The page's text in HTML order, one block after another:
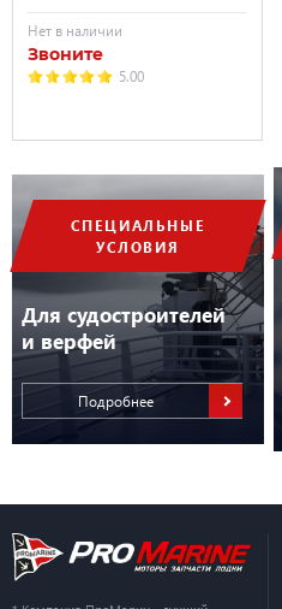
СПЕЦИАЛЬНЫЕ
УСЛОВИЯ
Для судостроителей
и верфей
Подробнее
Нет в наличии
Звоните
5.00